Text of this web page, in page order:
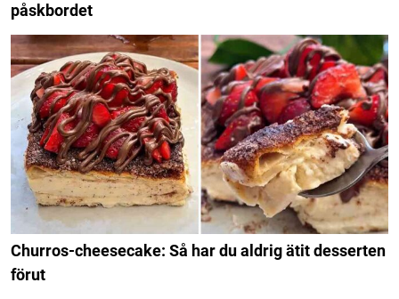
påskbordet
Churros-cheesecake: Så har du aldrig ätit desserten
förut